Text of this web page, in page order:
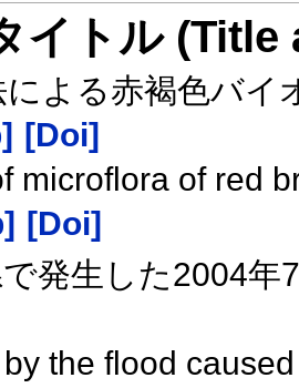
イトル
よる赤褐色バイ
[Doi]
microflora of red
[Doi]
発生した2004
the flood